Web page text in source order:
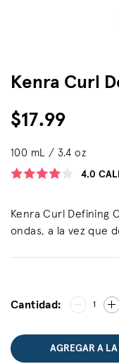
Kenra Curl
$17.99
100 mL / 3.4 oz
4.0
Kenra Curl Defining
ondas, a la vez que
Cantidad: 1
AGREGAR A